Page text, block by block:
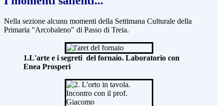
Nella sezione alcunu momenti della Settimana Culturale della
Primaria "Arcobaleno" di Passo di Treia.
1.L'arte e i segreti del fornaio. Laboratorio con
Enea Prosperi